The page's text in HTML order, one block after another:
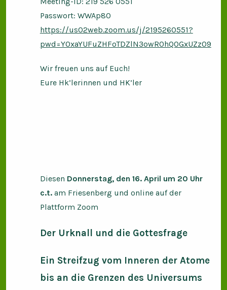
Passwort: WWAp80
https://us02web.zoom.us/j/2195260551?
pwd=Y0xaYUFuZHFoTDZlN3owR0hQOGxUZz09
Wir freuen uns auf Euch!
Eure Hk’lerinnen und HK’ler
Diesen Donnerstag, den 16. April um 20 Uhr
c.t.am Friesenberg und online auf der
Plattform Zoom
Der Urknall und die Gottesfrage
Ein Streifzug vom Inneren der Atome
bis an die Grenzen des Universums